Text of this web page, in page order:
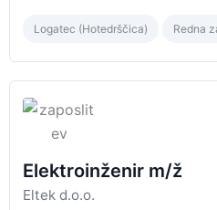
Logatec (Hotedrščica) Redna
Elektroinženir m/ž
Eltek d.o.o.